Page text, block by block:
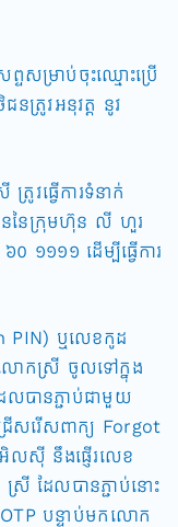
ទសម្រាប់ចុះឈ្មោះប្រើ
ត្រូវអនុវត្ត នូវ
ធ្វើការទំនាក់
ននៃក្រុមហ៊ុន លី ហួរ
១១១១ ដើម្បីធ្វើការ
ឬលេខកូដ
ោកស្រី ចូលទៅក្នុង
បានភ្ជាប់ជាមួយ
សរើសពាក្យ Forgot
ស៊ី នឹងផ្ញើរលេខ
ដែលបានភ្ជាប់នោះ
បន្ទាប់មកលោក